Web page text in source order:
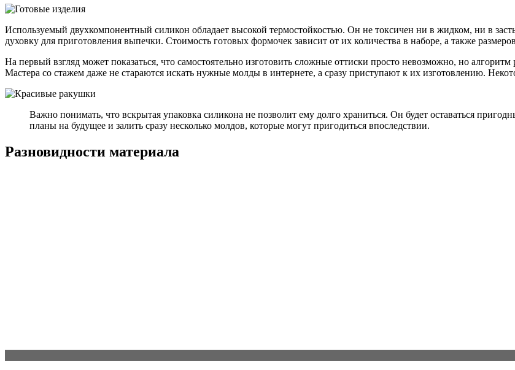
Используемый двухкомпонентный силикон обладает высокой термостойкостью. Он не токсичен ни в жидком, ни в
духовку для приготовления выпечки. Стоимость готовых формочек зависит от их количества в наборе, а также
На первый взгляд может показаться, что самостоятельно изготовить сложные оттиски просто невозможно, но
Мастера со стажем даже не стараются искать нужные молды в интернете, а сразу приступают к их изготовлению.
Важно понимать, что вскрытая упаковка силикона не позволит ему долго храниться. Он будет оставаться
планы на будущее и залить сразу несколько молдов, которые могут пригодиться впоследствии.
Разновидности материала